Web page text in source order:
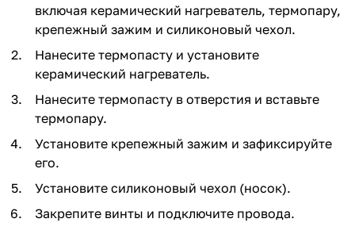
включая керамический нагреватель, термопару,
крепежный зажим и силиконовый чехол.
Нанесите термопасту и установите
керамический нагреватель.
Нанесите термопасту в отверстия и вставьте
термопару.
Установите крепежный зажим и зафиксируйте
его.
Установите силиконовый чехол (носок).
Закрепите винты и подключите провода.